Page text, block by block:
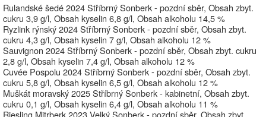
Rulandské šedé 2024 Stříbrný Sonberk - pozdní sběr, Obsah zbyt.
cukru 3,9 g/l, Obsah kyselin 6,8 g/l, Obsah alkoholu 14,5 %
Ryzlink rýnský 2024 Stříbrný Sonberk - pozdní sběr, Obsah zbyt.
cukru 4,3 g/l, Obsah kyselin 7 g/l, Obsah alkoholu 12 %
Sauvignon 2024 Stříbrný Sonberk - pozdní sběr, Obsah zbyt. cukru
2,8 g/l, Obsah kyselin 7,4 g/l, Obsah alkoholu 12 %
Cuvée Pospolu 2024 Stříbrný Sonberk - pozdní sběr, Obsah zbyt.
cukru 5,8 g/l, Obsah kyselin 6,5 g/l, Obsah alkoholu 12 %
Muškát moravský 2025 Stříbrný Sonberk - kabinetní, Obsah zbyt.
cukru 0,1 g/l, Obsah kyselin 6,4 g/l, Obsah alkoholu 11 %
Riesling Mitrberk 2023 Velký Sonberk - pozdní sběr, Obsah zbyt.